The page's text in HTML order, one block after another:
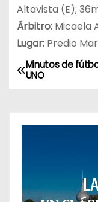
Altavista (E);
Árbitro:Micaela
Lugar:Predio
N
v
Minutos de
UNO